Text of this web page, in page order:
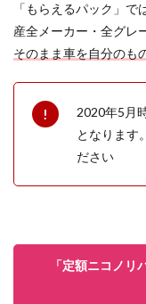
「もらえるパック」
産全メーカー・全グレ
そのまま車を自分のも
2020年5月
となります
ださい
「定額ニコノリ